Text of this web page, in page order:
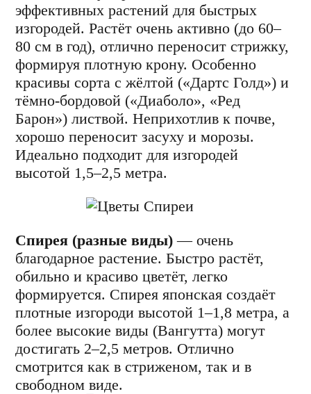
эффективных растений для быстрых
изгородей. Растёт очень активно (до 60–
80 см в год), отлично переносит стрижку,
формируя плотную крону. Особенно
красивы сорта с жёлтой («Дартс Голд») и
тёмно-бордовой («Диаболо», «Ред
Барон») листвой. Неприхотлив к почве,
хорошо переносит засуху и морозы.
Идеально подходит для изгородей
высотой 1,5–2,5 метра.
Спирея (разные виды) — очень
благодарное растение. Быстро растёт,
обильно и красиво цветёт, легко
формируется. Спирея японская создаёт
плотные изгороди высотой 1–1,8 метра, а
более высокие виды (Вангутта) могут
достигать 2–2,5 метров. Отлично
смотрится как в стриженом, так и в
свободном виде.